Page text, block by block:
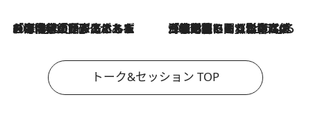
2026.8.3
「今後値上げがあるとすれば…」「リスクがあるのは今年の冬」エネルギー専門家が語る、ホルムズ海峡封鎖が家庭にもたらす“ある心配” 2026.8.3
「住宅建てられない…」「サーチャージ料の高値が続いている」ホルムズ海峡封鎖による影響はいつまで続く？《エネルギー専門家に聞く“どうなる日本の暮らし”》
トーク&セッション TOP